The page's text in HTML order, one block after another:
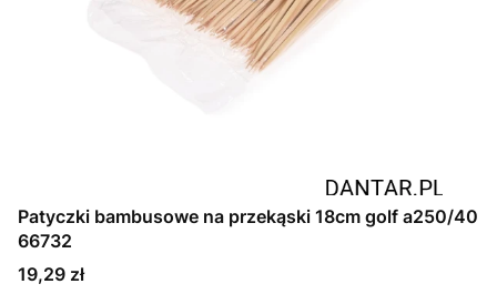
Patyczki bambusowe na przekąski 18cm golf a250/40
66732
Cena
19,29 zł